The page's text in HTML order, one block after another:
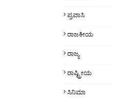
ಪ್ರವಾಸಿ
ರಾಜಕೀಯ
ರಾಜ್ಯ
ರಾಷ್ಟ್ರೀಯ
ಸಿನಿಮಾ